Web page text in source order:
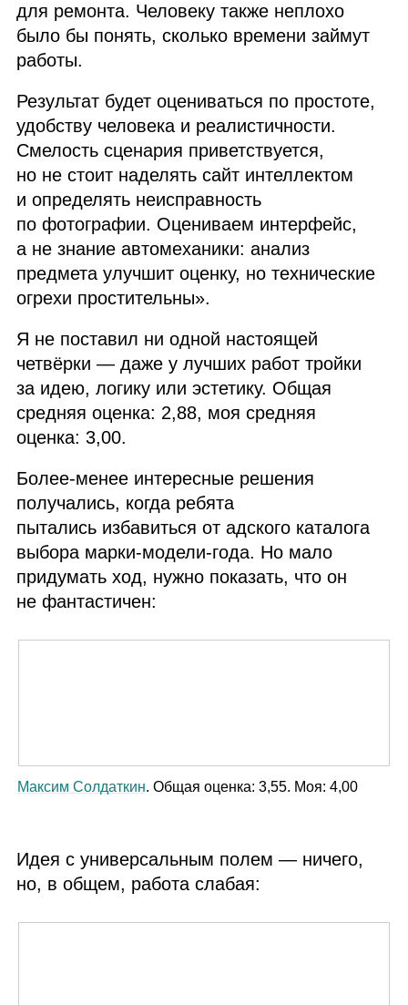
для ремонта. Человеку также неплохо
было бы понять, сколько времени займут
работы.
Результат будет оцениваться по простоте,
удобству человека и реалистичности.
Смелость сценария приветствуется,
но не стоит наделять сайт интеллектом
и определять неисправность
по фотографии. Оцениваем интерфейс,
а не знание автомеханики: анализ
предмета улучшит оценку, но технические
огрехи простительны».
Я не поставил ни одной настоящей
четвёрки — даже у лучших работ тройки
за идею, логику или эстетику. Общая
средняя оценка: 2,88, моя средняя
оценка: 3,00.
Более‑менее интересные решения
получались, когда ребята
пытались избавиться от адского каталога
выбора марки‑модели‑года. Но мало
придумать ход, нужно показать, что он
не фантастичен:
Максим Солдаткин. Общая оценка: 3,55. Моя: 4,00
Идея с универсальным полем — ничего,
но, в общем, работа слабая: